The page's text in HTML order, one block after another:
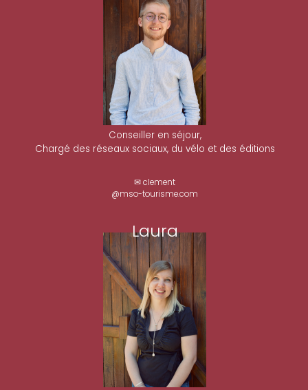
Conseiller en séjour,
Chargé des réseaux sociaux, du vélo et des éditions
✉ clement
@mso-tourisme.com
Laura